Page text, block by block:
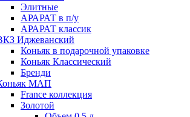
Элитные
АРАРАТ в п/у
АРАРАТ классик
Иджеванский
Коньяк в подарочной упаковке
Коньяк Классический
Бренди
МАП
France коллекция
Золотой